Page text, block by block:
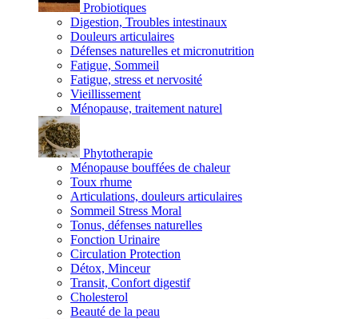
Probiotiques
Digestion, Troubles intestinaux
Douleurs articulaires
Défenses naturelles et micronutrition
Fatigue, Sommeil
Fatigue, stress et nervosité
Vieillissement
Ménopause, traitement naturel
Phytotherapie
Ménopause bouffées de chaleur
Toux rhume
Articulations, douleurs articulaires
Sommeil Stress Moral
Tonus, défenses naturelles
Fonction Urinaire
Circulation Protection
Détox, Minceur
Transit, Confort digestif
Cholesterol
Beauté de la peau